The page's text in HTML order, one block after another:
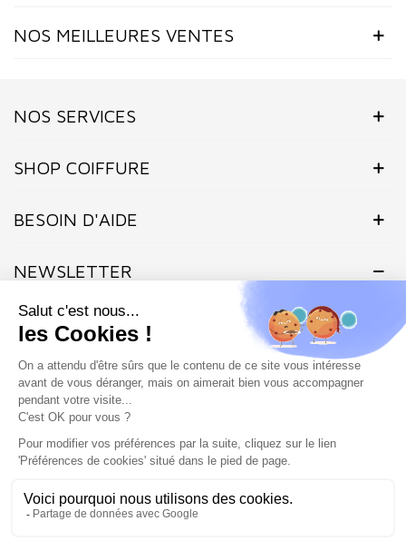
NOS MEILLEURES VENTES
NOS SERVICES
SHOP COIFFURE
BESOIN D'AIDE
NEWSLETTER
Inscrivez-vous dès maintenant à notre Newsletter et recevez en
exclusivité nos offres flashs, promotions et actualités.
Site protégé par reCAPTCHA.
Marchand approuvé par la Société des Avis Garantis, cliquez ici pour
vérifier.
SHOP COIFFURE © 2026 - Tous droits réservés - Site créé et